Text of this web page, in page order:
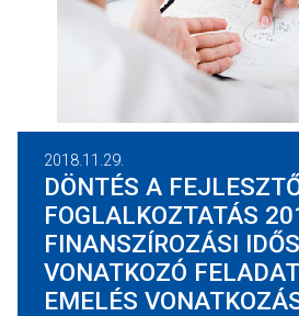
2018.11.29.
DÖNTÉS A
FOGLALKOZTATÁS
FINANSZÍROZÁSI
VONATKOZÓ
EMELÉS